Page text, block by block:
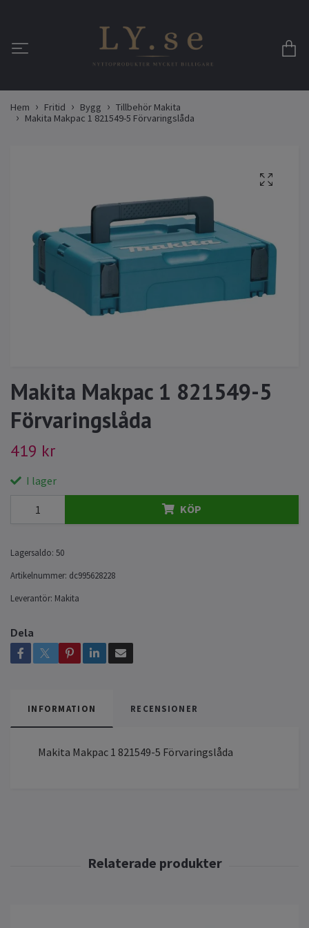
Hem Fritid Bygg
Tillbehör Makita
Makita Makpac 1 821549-5 Förvaringslåda
Makita Makpac 1 821549-5
Förvaringslåda
419 kr
I lager
KÖP
Lagersaldo: 50
Artikelnummer: dc995628228
Leverantör: Makita
Dela
INFORMATION RECENSIONER
Makita Makpac 1 821549-5 Förvaringslåda